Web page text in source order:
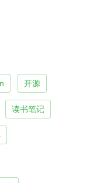
开源
读书笔记